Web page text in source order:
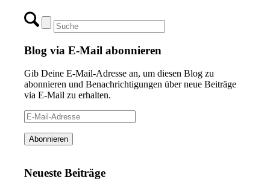
Blog via E-Mail abonnieren
Gib Deine E-Mail-Adresse an, um diesen Blog zu
abonnieren und Benachrichtigungen über neue Beiträge
via E-Mail zu erhalten.
E-
Mail-
Adresse
Abonnieren
Neueste Beiträge